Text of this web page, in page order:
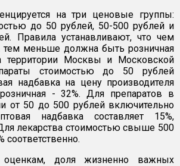
на три ценовые группы:
до 50 рублей, 50-500 рублей и
Правила устанавливают, что чем
тем меньше должна быть розничная
территории Москвы и Московской
стоимостью до 50 рублей
надбавка на цену производителя
- 32%. Для препаратов в
от 50 до 500 рублей включительно
надбавка составляет 15%,
лекарства стоимостью свыше 500
соответственно.
доля жизненно важных